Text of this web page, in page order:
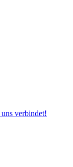
verbindet!